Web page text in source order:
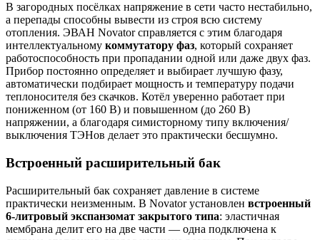
В загородных посёлках напряжение в сети часто нестабильно,
а перепады способны вывести из строя всю систему
отопления. ЭВАН Novator справляется с этим благодаря
интеллектуальному коммутатору фаз, который сохраняет
работоспособность при пропадании одной или даже двух фаз.
Прибор постоянно определяет и выбирает лучшую фазу,
автоматически подбирает мощность и температуру подачи
теплоносителя без скачков. Котёл уверенно работает при
пониженном (от 160 В) и повышенном (до 260 В)
напряжении, а благодаря симисторному типу включения/
выключения ТЭНов делает это практически бесшумно.
Встроенный расширительный бак
Расширительный бак сохраняет давление в системе
практически неизменным. В Novator установлен встроенный
6-литровый экспанзомат закрытого типа: эластичная
мембрана делит его на две части — одна подключена к